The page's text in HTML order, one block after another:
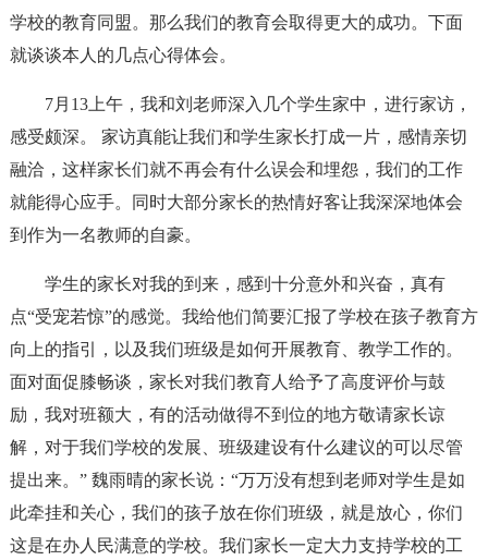
学校的教育同盟。那么我们的教育会取得更大的成功。下面
就谈谈本人的几点心得体会。
7月13上午，我和刘老师深入几个学生家中，进行家访，
感受颇深。 家访真能让我们和学生家长打成一片，感情亲切
融洽，这样家长们就不再会有什么误会和埋怨，我们的工作
就能得心应手。同时大部分家长的热情好客让我深深地体会
到作为一名教师的自豪。
学生的家长对我的到来，感到十分意外和兴奋，真有
点“受宠若惊”的感觉。我给他们简要汇报了学校在孩子教育方
向上的指引，以及我们班级是如何开展教育、教学工作的。
面对面促膝畅谈，家长对我们教育人给予了高度评价与鼓
励，我对班额大，有的活动做得不到位的地方敬请家长谅
解，对于我们学校的发展、班级建设有什么建议的可以尽管
提出来。” 魏雨晴的家长说：“万万没有想到老师对学生是如
此牵挂和关心，我们的孩子放在你们班级，就是放心，你们
这是在办人民满意的学校。我们家长一定大力支持学校的工